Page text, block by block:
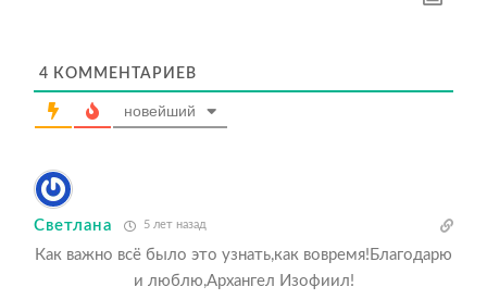
4 КОММЕНТАРИЕВ
новейший
Светлана 5 лет назад
Как важно всё было это узнать,как вовремя!Благодарю
и люблю,Архангел Изофиил!